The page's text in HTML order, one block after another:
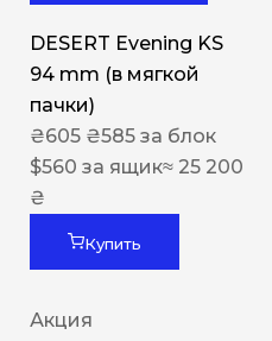
DESERT Evening KS
94 mm (в мягкой
пачки)
₴605 ₴585 за блок
$560 за ящик≈ 25 200
₴
Купить
Акция